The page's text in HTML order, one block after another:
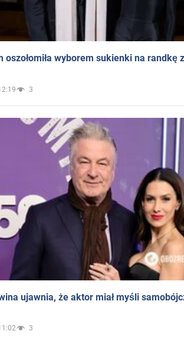
oszołomiła wyborem sukienki na randkę
3
ujawnia, że aktor miał myśli
3